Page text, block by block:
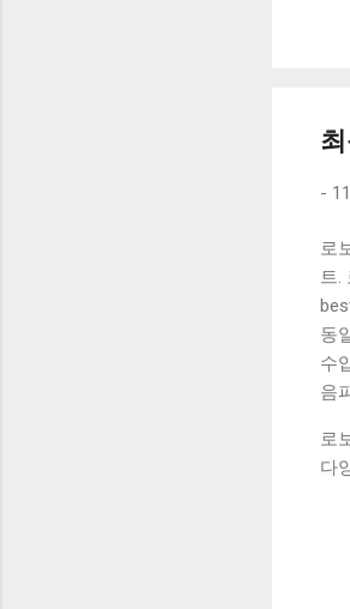
-
로
트.
동
수
음
로
다